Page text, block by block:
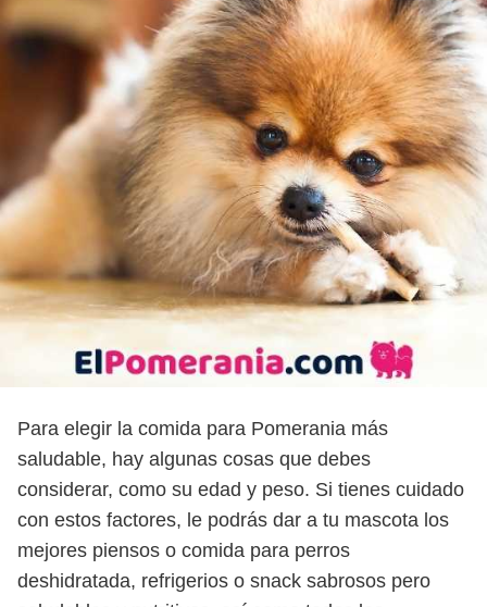
Para elegir la comida para Pomerania más
saludable, hay algunas cosas que debes
considerar, como su edad y peso. Si tienes cuidado
con estos factores, le podrás dar a tu mascota los
mejores piensos o comida para perros
deshidratada, refrigerios o snack sabrosos pero